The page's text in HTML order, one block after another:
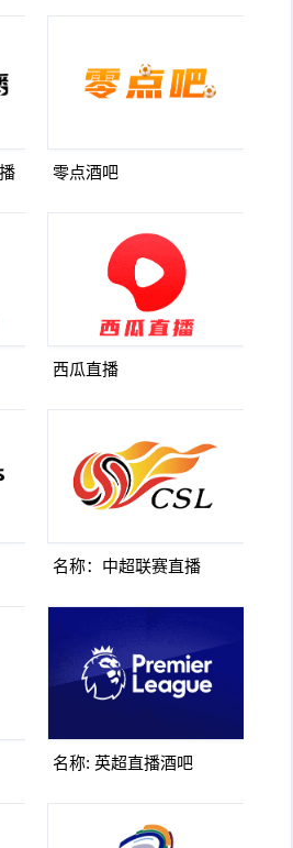
零点酒吧
西瓜直播
名称：中超联赛直播
名称: 英超直播酒吧